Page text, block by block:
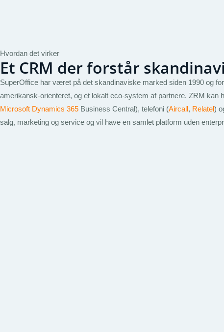
Hvordan det virker
Et CRM der forstår
SuperOffice har været på det skandinaviske marked siden 1990 og
amerikansk-orienteret, og et lokalt eco-system af partnere. ZRM
Microsoft Dynamics 365 Business Central), telefoni (Aircall, Relatel)
salg, marketing og service og vil have en samlet platform uden